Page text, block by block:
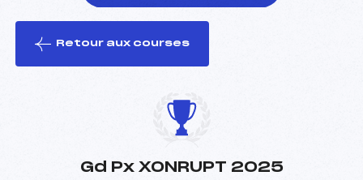
le ski
Retour aux courses
Gd Px XONRUPT 2025